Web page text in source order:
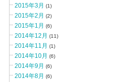
2015年3月 (1)
2015年2月 (2)
2015年1月 (6)
2014年12月 (11)
2014年11月 (1)
2014年10月 (6)
2014年9月 (6)
2014年8月 (6)